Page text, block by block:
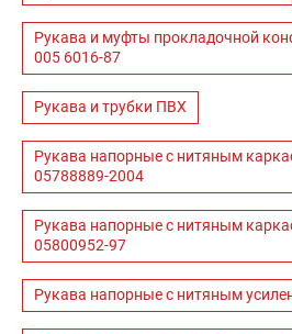
Рукава и муфты прокладочной
005 6016-87
Рукава и трубки ПВХ
Рукава напорные с нитяным
05788889-2004
Рукава напорные с нитяным
05800952-97
Рукава напорные с нитяным